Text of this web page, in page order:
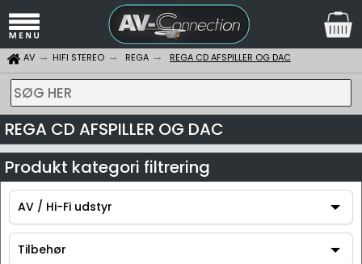
AV HIFI STEREO REGA REGA CD AFSPILLER OG DAC
SØG HER
REGA CD AFSPILLER OG DAC
Produkt kategori filtrering
AV / Hi-Fi udstyr
AV / Hi-Fi udstyr
Tilbehør